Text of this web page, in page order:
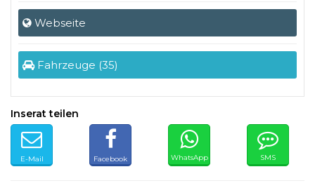
Webseite
Fahrzeuge (35)
Inserat teilen
E-Mail Facebook WhatsApp SMS